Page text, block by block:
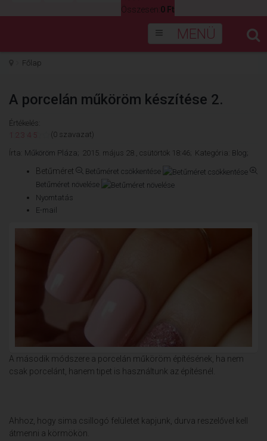
Összesen: 0 Ft
MENÜ
Főlap
A porcelán műköröm készítése 2.
Értékelés:
1 2 3 4 5 (0 szavazat)
Írta: Műköröm Pláza; 2015. május 28., csütörtök 18:46; Kategória: Blog;
Betűméret
Betűméret csökkentése
Betűméret növelése
Nyomtatás
E-mail
A második módszere a porcelán műköröm építésének, ha nem
csak porcelánt, hanem tipet is használtunk az építésnél.
Ahhoz, hogy sima csillogó felületet kapjunk, durva reszelővel kell
átmenni a körmökön.